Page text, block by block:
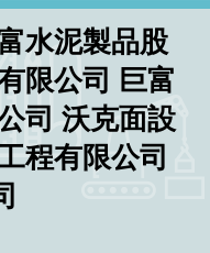
昶實業有限公司 巨富通信器材
程有限公司 龍酆鋼鐵股份有限
水泥製品股
限公司 巨富
司 沃克面設
程有限公司